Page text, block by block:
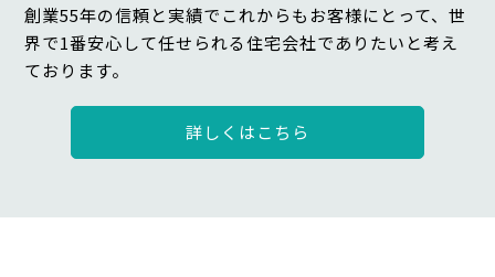
創業55年の信頼と実績でこれからもお客様にとって、世
界で1番安心して任せられる住宅会社でありたいと考え
ております。
詳しくはこちら